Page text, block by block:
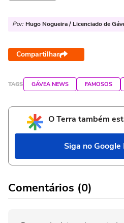
Por: Hugo Nogueira / Licenciado de
Compartilhar
TAGS GÁVEA NEWS FAMOSOS
O Terra também
Siga no Google
Comentários (0)